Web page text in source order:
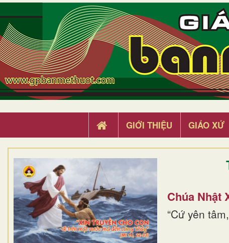
GIỚI THIỆU GIÁO XỨ
Chúa Nhật
“Cứ yên